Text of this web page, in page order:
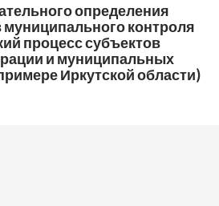
определения
контроля
процесс субъектов
и муниципальных
Иркутской области)